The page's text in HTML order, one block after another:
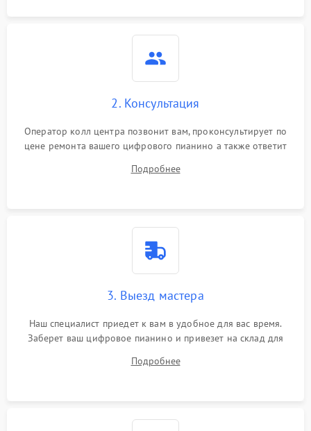
2. Консультация
Оператор колл центра позвонит вам, проконсультирует по
цене ремонта вашего цифрового пианино а также ответит
Подробнее
3. Выезд мастера
Наш специалист приедет к вам в удобное для вас время.
Заберет ваш цифровое пианино и привезет на склад для
Подробнее